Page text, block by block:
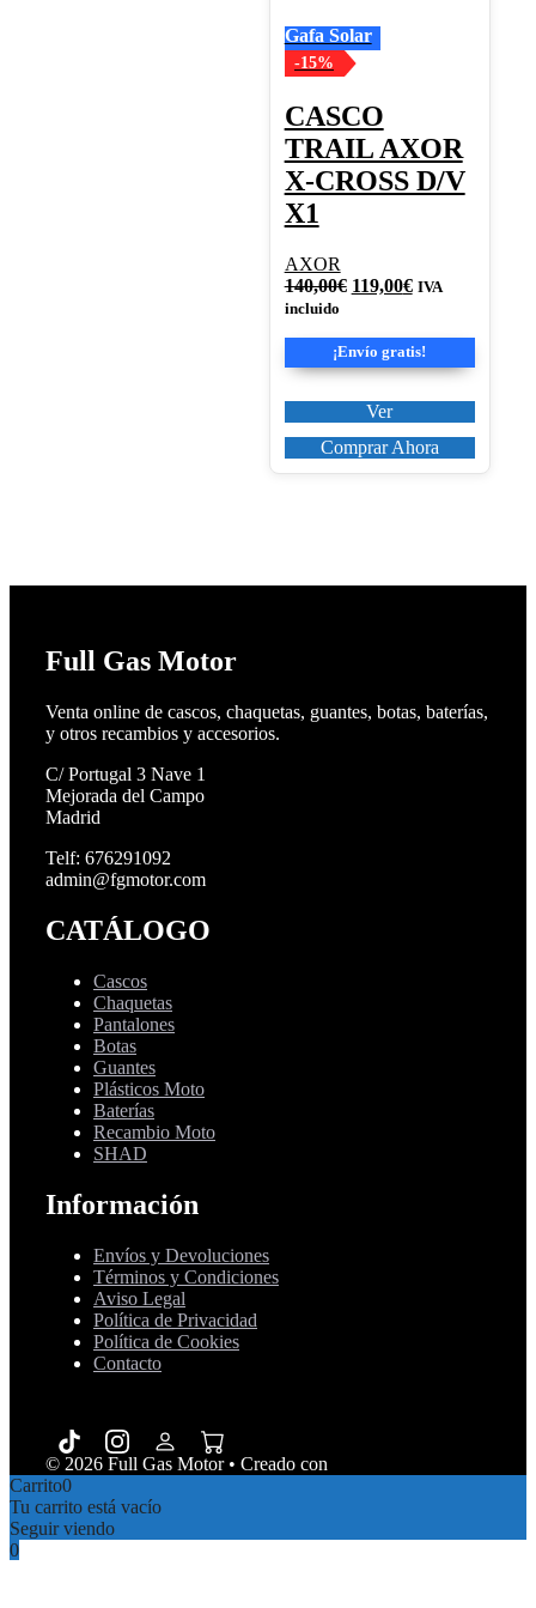
Gafa Solar
-15%
CASCO
TRAIL AXOR
X-CROSS D/V
X1
AXOR
140,00€ El
era:
140,00€.
119,00€El
es:
119,00€.
IVA
incluido
¡Envío gratis!
Ver
opciones
se
elegir
en
la
página
de
producto
Comprar Ahora
Full Gas Motor
Venta online de cascos, chaquetas, guantes, botas, baterías,
y otros recambios y accesorios.
C/ Portugal 3 Nave 1
Mejorada del Campo
Madrid
Telf: 676291092
admin@fgmotor.com
CATÁLOGO
Cascos
Chaquetas
Pantalones
Botas
Guantes
Plásticos Moto
Baterías
Recambio Moto
SHAD
Información
Envíos y Devoluciones
Términos y Condiciones
Aviso Legal
Política de Privacidad
Política de Cookies
Contacto
© 2026 Full Gas Motor• Creado con
Carrito0
Tu carrito está vacío
Seguir viendo
0